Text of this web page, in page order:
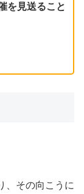
を見送ること
、その向こうに